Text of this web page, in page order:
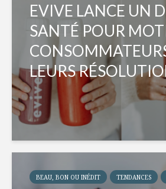
EVIVE LANCE UN
SANTÉ POUR
LEURS
BEAU, BON OU INÉDIT TENDANCES